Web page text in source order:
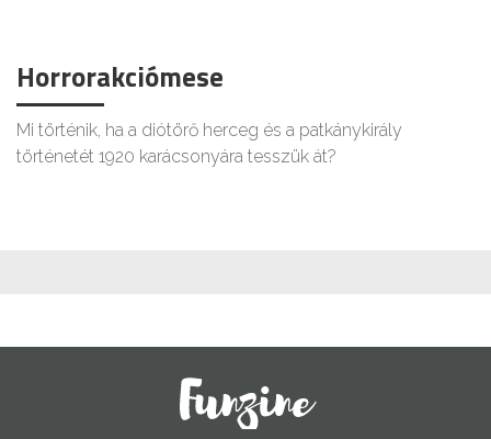
Horrorakciómese
Mi történik, ha a diótörő herceg és a patkánykirály
történetét 1920 karácsonyára tesszük át?